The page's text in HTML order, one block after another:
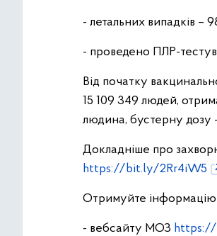
- летальних випадків –
- проведено ПЛР-
Від початку
15 109 349 людей,
людина, бустерну дозу
Докладніше про
https://bit.ly/2Rr4iW5
Отримуйте інформацію
- вебсайту МОЗ https://